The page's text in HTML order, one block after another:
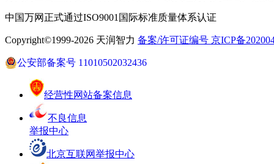
中国万网正式通过ISO9001国际标准质量体系认证
Copyright©1999-2026 天润智力 备案/许可证编号 京ICP备
公安部备案号 11010502032436
经营性网站备案信息
不良信息
举报中心
北京互联网举报中心